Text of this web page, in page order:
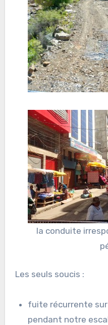
la conduite
Les seuls soucis :
fuite récurrente
pendant notre